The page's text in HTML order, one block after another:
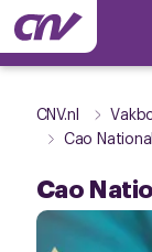
CNV.nl
Cao
Cao